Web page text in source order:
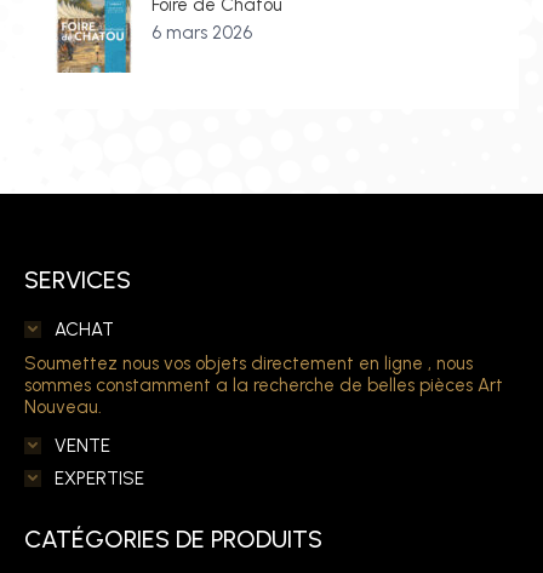
Foire de Chatou
6 mars 2026
SERVICES
ACHAT
Soumettez nous vos objets directement en ligne , nous
sommes constamment a la recherche de belles pièces Art
Nouveau.
VENTE
EXPERTISE
CATÉGORIES DE PRODUITS